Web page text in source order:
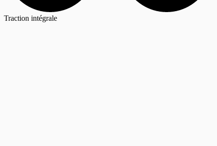
Traction intégrale